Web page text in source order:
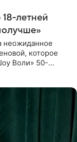
летней
неожиданное
которое
Воли» 50-